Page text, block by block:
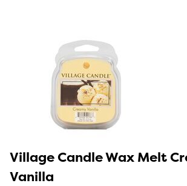
Village Candle Wax Melt
Vanilla